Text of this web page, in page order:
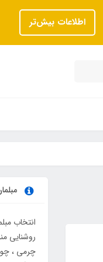
اطلاعات بیش‌تر
انتخاب
روشنایی
چرمی ،